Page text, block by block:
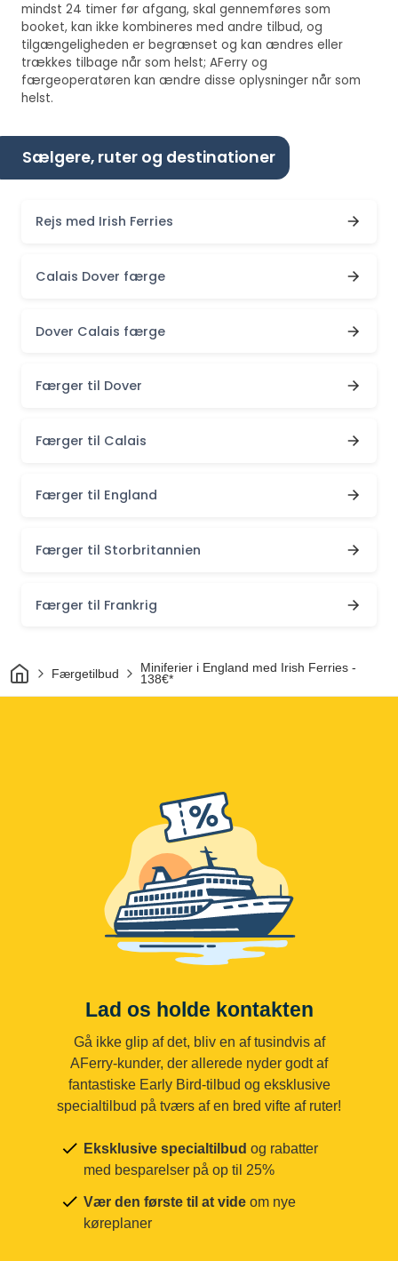
mindst 24 timer før afgang, skal gennemføres som
booket, kan ikke kombineres med andre tilbud, og
tilgængeligheden er begrænset og kan ændres eller
trækkes tilbage når som helst; AFerry og
færgeoperatøren kan ændre disse oplysninger når som
helst.
Sælgere, ruter og destinationer
Rejs med Irish Ferries
Calais Dover færge
Dover Calais færge
Færger til Dover
Færger til Calais
Færger til England
Færger til Storbritannien
Færger til Frankrig
HjemFærgetilbud
Miniferier i England med Irish Ferries -
138€*
Lad os holde kontakten
Gå ikke glip af det, bliv en af tusindvis af
AFerry-kunder, der allerede nyder godt af
fantastiske Early Bird-tilbud og eksklusive
specialtilbud på tværs af en bred vifte af ruter!
Eksklusive specialtilbud og rabatter
med besparelser på op til 25%
Vær den første til at vide om nye
køreplaner